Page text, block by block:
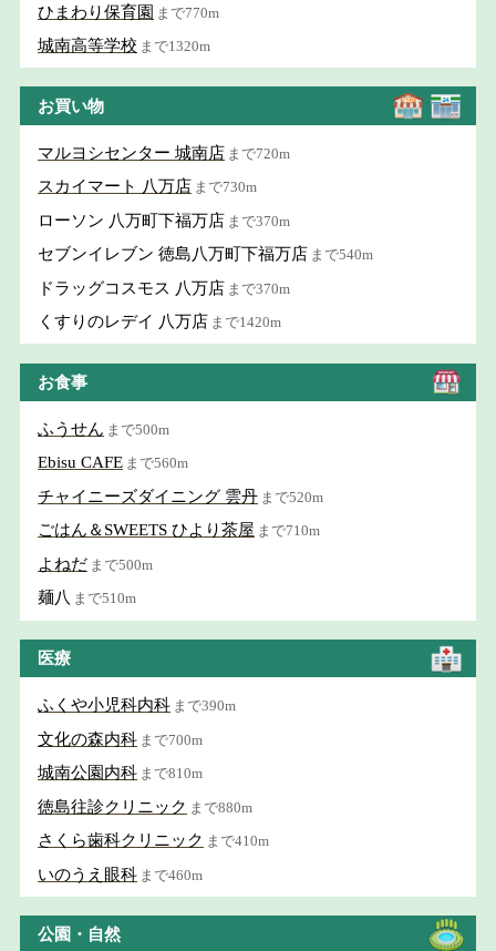
ひまわり保育園 まで770m
城南高等学校 まで1320m
お買い物
マルヨシセンター 城南店 まで720m
スカイマート 八万店 まで730m
ローソン 八万町下福万店 まで370m
セブンイレブン 徳島八万町下福万店 まで540m
ドラッグコスモス 八万店 まで370m
くすりのレデイ 八万店 まで1420m
お食事
ふうせん まで500m
Ebisu CAFE まで560m
チャイニーズダイニング 雲丹 まで520m
ごはん＆SWEETS ひより茶屋 まで710m
よねだ まで500m
麺八 まで510m
医療
ふくや小児科内科 まで390m
文化の森内科 まで700m
城南公園内科 まで810m
徳島往診クリニック まで880m
さくら歯科クリニック まで410m
いのうえ眼科 まで460m
公園・自然